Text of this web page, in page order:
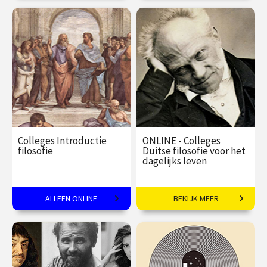
€ 22,50
uit andere continenten.
€ 215,00
Colleges Introductie
filosofie
Een andere kijk op de
werkelijkheid
€ 335,00
ALLEEN ONLINE
ONLINE - Colleges
Duitse filosofie voor het
dagelijks leven
€ 195,00
vanaf 30
sep
BEKIJK MEER